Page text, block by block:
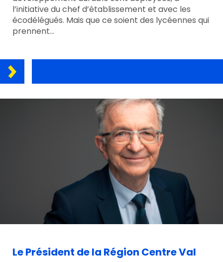
l’initiative du chef d’établissement et avec les
écodélégués. Mais que ce soient des lycéennes qui
prennent…
Le Président de la Région Centre Val